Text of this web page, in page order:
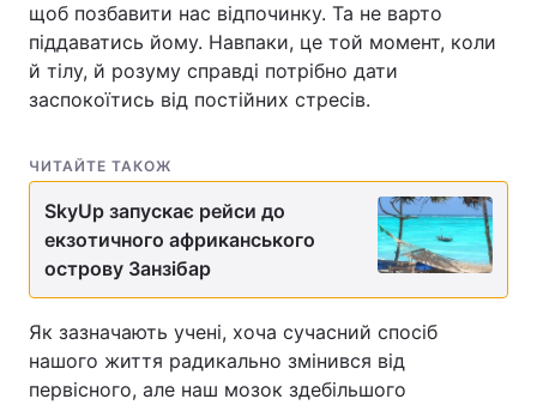
щоб позбавити нас відпочинку. Та не варто
піддаватись йому. Навпаки, це той момент, коли
й тілу, й розуму справді потрібно дати
заспокоїтись від постійних стресів.
ЧИТАЙТЕ ТАКОЖ
SkyUp запускає рейси до
екзотичного африканського
острову Занзібар
Як зазначають учені, хоча сучасний спосіб
нашого життя радикально змінився від
первісного, але наш мозок здебільшого